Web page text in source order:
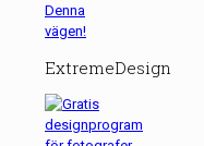
Denna
vägen!
ExtremeDesign